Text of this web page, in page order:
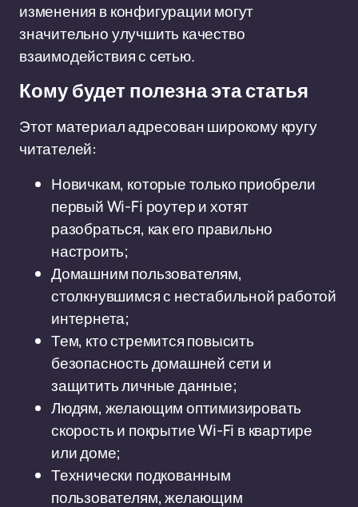
изменения в конфигурации могут
значительно улучшить качество
взаимодействия с сетью.
Кому будет полезна эта статья
Этот материал адресован широкому кругу
читателей:
Новичкам, которые только приобрели
первый Wi-Fi роутер и хотят
разобраться, как его правильно
настроить;
Домашним пользователям,
столкнувшимся с нестабильной работой
интернета;
Тем, кто стремится повысить
безопасность домашней сети и
защитить личные данные;
Людям, желающим оптимизировать
скорость и покрытие Wi-Fi в квартире
или доме;
Технически подкованным
пользователям, желающим